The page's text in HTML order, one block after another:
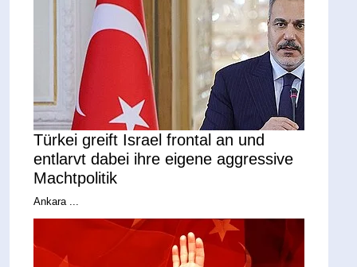
Türkei greift Israel frontal an und
entlarvt dabei ihre eigene aggressive
Machtpolitik
Ankara ...